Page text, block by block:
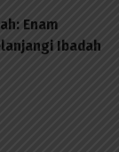
Enam
Ibadah